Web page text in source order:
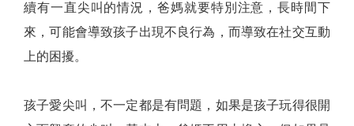
續有一直尖叫的情況，爸媽就要特別注意，長時間下
來，可能會導致孩子出現不良行為，而導致在社交互動
上的困擾。
孩子愛尖叫，不一定都是有問題，如果是孩子玩得很開